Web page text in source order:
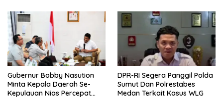
Gubernur Bobby Nasution
Minta Kepala Daerah Se-
Kepulauan Nias Percepat
DPR-RI Segera Panggil Polda
Sumut Dan Polrestabes
Medan Terkait Kasus WLG